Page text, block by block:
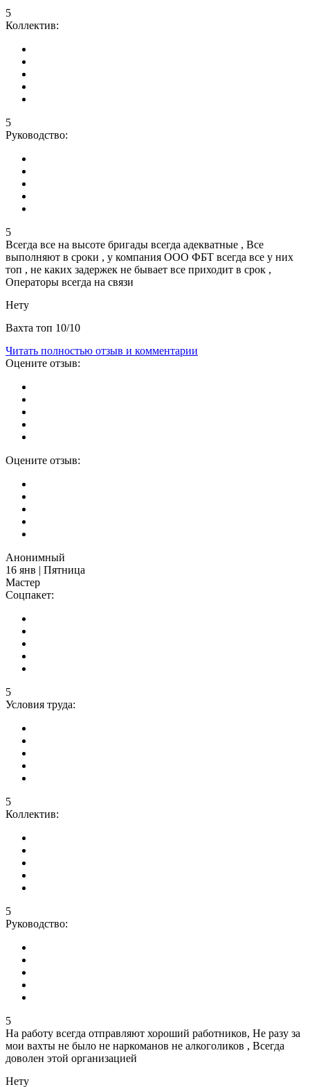
5
Коллектив:
5
Руководство:
5
Всегда все на высоте бригады всегда адекватные , Все
выполняют в сроки , у компания ООО ФБТ всегда все у них
топ , не каких задержек не бывает все приходит в срок ,
Операторы всегда на связи
Нету
Вахта топ 10/10
Читать полностью отзыв и комментарии
Оцените отзыв:
Оцените отзыв:
Анонимный
16 янв | Пятница
Мастер
Соцпакет:
5
Условия труда:
5
Коллектив:
5
Руководство:
5
На работу всегда отправляют хороший работников, Не разу за
мои вахты не было не наркоманов не алкоголиков , Всегда
доволен этой организацией
Нету